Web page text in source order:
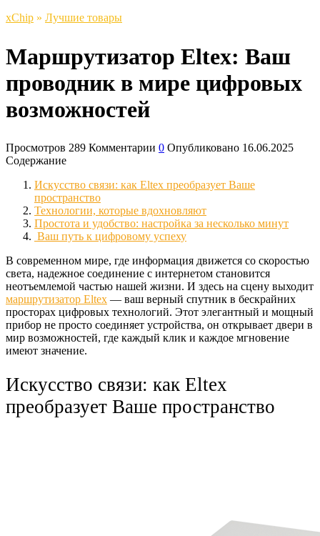
xСhip » Лучшие товары
Маршрутизатор Eltex: Ваш
проводник в мире цифровых
возможностей
Просмотров 289 Комментарии 0 Опубликовано 16.06.2025
Содержание
Искусство связи: как Eltex преобразует Ваше
пространство
Технологии, которые вдохновляют
Простота и удобство: настройка за несколько минут
Ваш путь к цифровому успеху
В современном мире, где информация движется со скоростью
света, надежное соединение с интернетом становится
неотъемлемой частью нашей жизни. И здесь на сцену выходит
маршрутизатор Eltex — ваш верный спутник в бескрайних
просторах цифровых технологий. Этот элегантный и мощный
прибор не просто соединяет устройства, он открывает двери в
мир возможностей, где каждый клик и каждое мгновение
имеют значение.
Искусство связи: как Eltex
преобразует Ваше пространство